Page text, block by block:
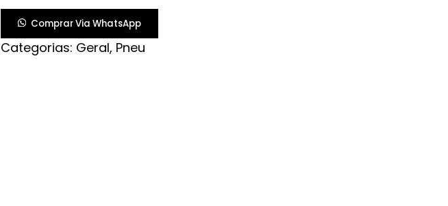
MATRIX
SCOOTER
S/C
Comprar Via WhatsApp
Categorias: Geral, Pneu